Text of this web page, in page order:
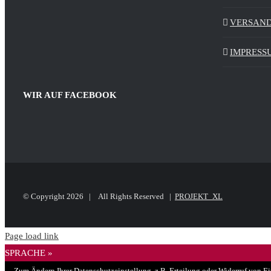
WIR AUF FACEBOOK
© Copyright 2026 | All Rights Reserved | PROJEKT_XL
Page load link
SPRACHE »